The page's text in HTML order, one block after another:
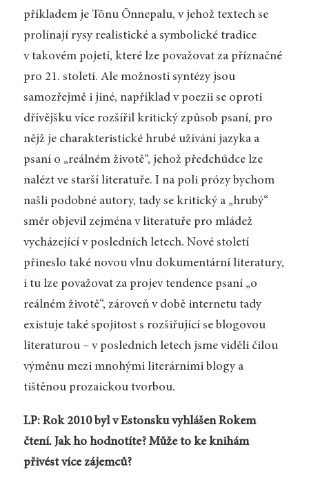
příkladem je Tõnu Õnnepalu, v jehož textech se
prolínají rysy realistické a symbolické tradice
v takovém pojetí, které lze považovat za příznačné
pro 21. století. Ale možnosti syntézy jsou
samozřejmě i jiné, například v poezii se oproti
dřívějšku více rozšířil kritický způsob psaní, pro
nějž je charakteristické hrubé užívání jazyka a
psaní o „reálném životě“, jehož předchůdce lze
nalézt ve starší literatuře. I na poli prózy bychom
našli podobné autory, tady se kritický a „hrubý“
směr objevil zejména v literatuře pro mládež
vycházející v posledních letech. Nové století
přineslo také novou vlnu dokumentární literatury,
i tu lze považovat za projev tendence psaní „o
reálném životě“, zároveň v době internetu tady
existuje také spojitost s rozšiřující se blogovou
literaturou – v posledních letech jsme viděli čilou
výměnu mezi mnohými literárními blogy a
tištěnou prozaickou tvorbou.
LP: Rok 2010 byl v Estonsku vyhlášen Rokem
čtení. Jak ho hodnotíte? Může to ke knihám
přivést více zájemců?